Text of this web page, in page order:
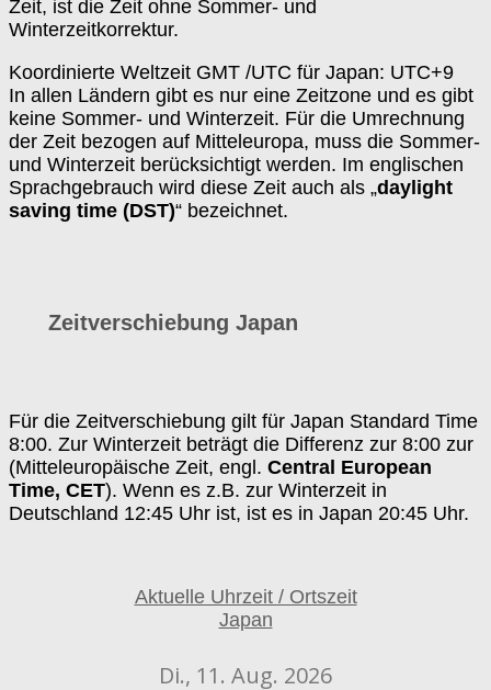
Zeit, ist die Zeit ohne Sommer- und
Winterzeitkorrektur.
Koordinierte Weltzeit GMT /UTC für Japan: UTC+9
In allen Ländern gibt es nur eine Zeitzone und es gibt
keine Sommer- und Winterzeit. Für die Umrechnung
der Zeit bezogen auf Mitteleuropa, muss die Sommer-
und Winterzeit berücksichtigt werden. Im englischen
Sprachgebrauch wird diese Zeit auch als „daylight
saving time (DST)“ bezeichnet.
Zeitverschiebung Japan
Für die Zeitverschiebung gilt für Japan Standard Time
8:00. Zur Winterzeit beträgt die Differenz zur 8:00 zur
(Mitteleuropäische Zeit, engl. Central European
Time, CET). Wenn es z.B. zur Winterzeit in
Deutschland 12:45 Uhr ist, ist es in Japan 20:45 Uhr.
Aktuelle Uhrzeit / Ortszeit
Japan